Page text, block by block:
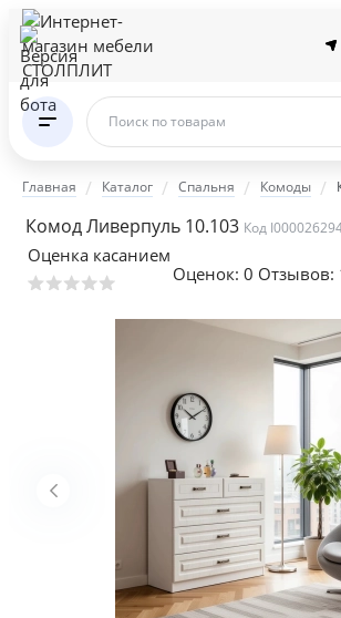
Поиск по товарам
Главная Каталог Спальня Комоды
Комод Ливерпуль 10.103 Код
Оценка касанием
Оценок: 0 Отзывов: